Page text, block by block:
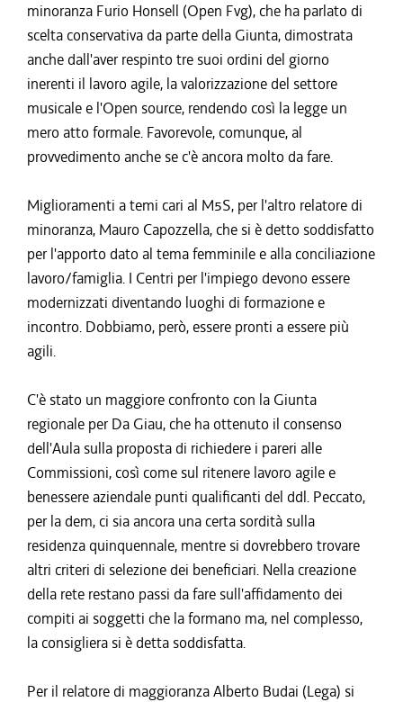
minoranza Furio Honsell (Open Fvg), che ha parlato di
scelta conservativa da parte della Giunta, dimostrata
anche dall'aver respinto tre suoi ordini del giorno
inerenti il lavoro agile, la valorizzazione del settore
musicale e l'Open source, rendendo così la legge un
mero atto formale. Favorevole, comunque, al
provvedimento anche se c'è ancora molto da fare.
Miglioramenti a temi cari al M5S, per l'altro relatore di
minoranza, Mauro Capozzella, che si è detto soddisfatto
per l'apporto dato al tema femminile e alla conciliazione
lavoro/famiglia. I Centri per l'impiego devono essere
modernizzati diventando luoghi di formazione e
incontro. Dobbiamo, però, essere pronti a essere più
agili.
C'è stato un maggiore confronto con la Giunta
regionale per Da Giau, che ha ottenuto il consenso
dell'Aula sulla proposta di richiedere i pareri alle
Commissioni, così come sul ritenere lavoro agile e
benessere aziendale punti qualificanti del ddl. Peccato,
per la dem, ci sia ancora una certa sordità sulla
residenza quinquennale, mentre si dovrebbero trovare
altri criteri di selezione dei beneficiari. Nella creazione
della rete restano passi da fare sull'affidamento dei
compiti ai soggetti che la formano ma, nel complesso,
la consigliera si è detta soddisfatta.
Per il relatore di maggioranza Alberto Budai (Lega) si